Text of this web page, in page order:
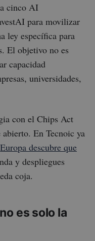
cinco AI
para movilizar
ley específica para
El objetivo no es
capacidad
universidades,
con el Chips Act
En Tecnoic ya
Europa descubre que
y despliegues
coja.
es solo la